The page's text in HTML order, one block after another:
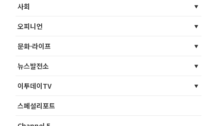
사회
오피니언
문화·라이프
뉴스발전소
이투데이TV
스페셜리포트